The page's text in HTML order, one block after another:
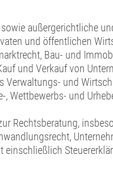
außergerichtliche
und öffentlichen
Bau- und
und Verkauf von
Verwaltungs- und
, Wettbewerbs- und
Rechtsberatung,
einschließlich